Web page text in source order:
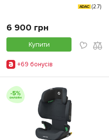
ADAC (2.7)
6 900 грн
Купити
+69 бонусiв